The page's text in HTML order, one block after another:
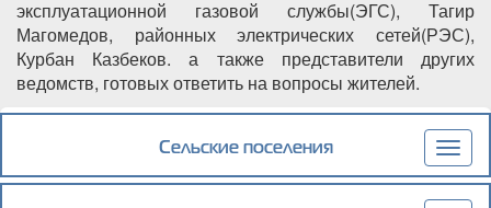
эксплуатационной газовой службы(ЭГС), Тагир
Магомедов, районных электрических сетей(РЭС),
Курбан Казбеков. а также представители других
ведомств, готовых ответить на вопросы жителей.
Подробнеео Магомед Эльдерханов в с.Герга: диалог с
жителями и перспективы развития
Сельские поселения